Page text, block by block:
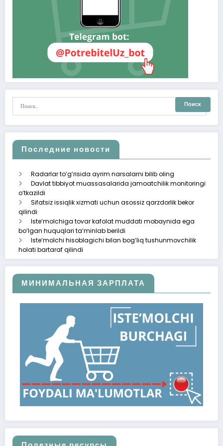
Последние новости
Radarlar to‘g‘risida ayrim narsalarni bilib oling
Davlat tibbiyot muassasalarida jamoatchilik monitoringi
o‘tkazildi
Sifatsiz issiqlik xizmati uchun asossiz qarzdorlik bekor
qilindi
Iste’molchiga tovar kafolat muddati mobaynida ega
bo‘lgan huquqlari ta’minlab berildi
Iste’molchi hisoblagichi bilan bog‘liq tushunmovchilik
holati bartaraf qilindi
МИНИМАЛЬНАЯ ЗАРПЛАТА